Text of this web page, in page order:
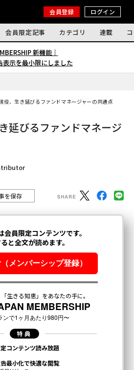
会員登録 ログイン
会員限定記事 カテゴリ 連載
新機能｜
示を最小限にしました
役、生き延びるファンドマネージャーの共通点
延びるファンドマネージ
を保存